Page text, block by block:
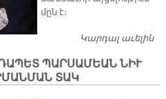
մըն է։
Կարդալ աւելին
ՊԱՐՍԱՄԵԱՆ ՆԻՒ
ՏԱԿ